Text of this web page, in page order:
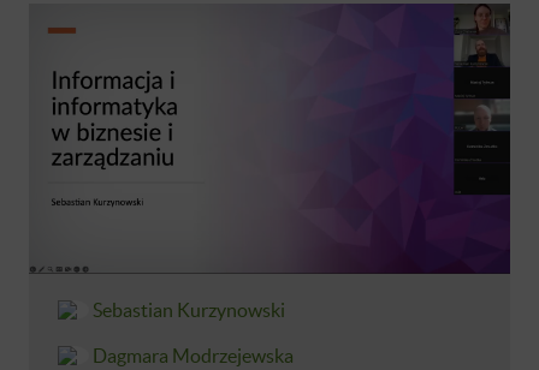
Sebastian Kurzynowski
Dagmara Modrzejewska